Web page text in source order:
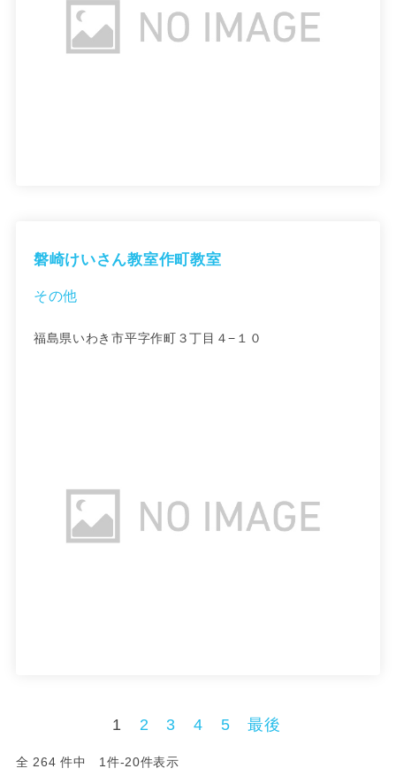
磐崎けいさん教室作町教室
その他
福島県いわき市平字作町３丁目４−１０
1 2 3 4 5 最後
全 264 件中 1件-20件表示